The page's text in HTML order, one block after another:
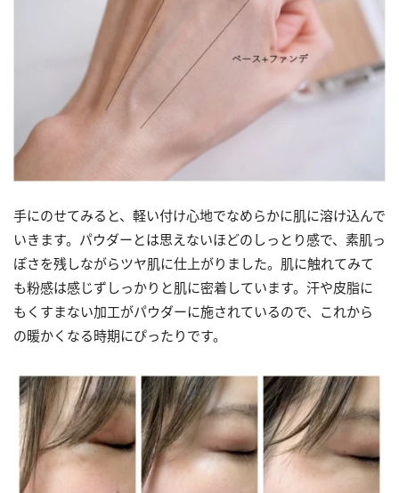
手にのせてみると、軽い付け心地でなめらかに肌に溶け込んで
いきます。パウダーとは思えないほどのしっとり感で、素肌っ
ぽさを残しながらツヤ肌に仕上がりました。肌に触れてみて
も粉感は感じずしっかりと肌に密着しています。汗や皮脂に
もくすまない加工がパウダーに施されているので、これから
の暖かくなる時期にぴったりです。